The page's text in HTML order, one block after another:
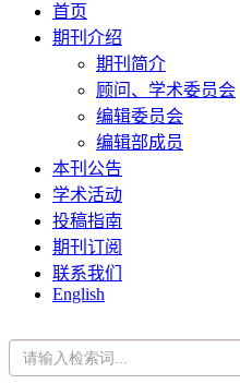
首页
期刊介绍
期刊简介
顾问、学术委员会
编辑委员会
编辑部成员
本刊公告
学术活动
投稿指南
期刊订阅
联系我们
English